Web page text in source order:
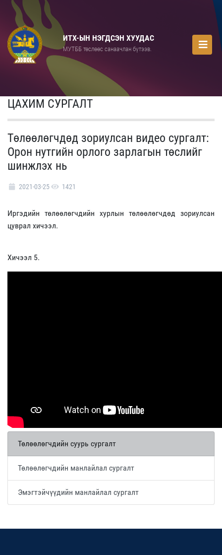
ИТХ-ЫН НЭГДСЭН ХУУДАС
МУТББ төслөөс санаачлан бүтээв.
ЦАХИМ СУРГАЛТ
Төлөөлөгчдөд зориулсан видео сургалт:
Орон нутгийн орлого зарлагын төслийг
шинжлэх нь
2021-03-25 1421
Иргэдийн төлөөлөгчдийн хурлын төлөөлөгчдөд зориулсан
цуврал хичээл.
Хичээл 5.
Төлөөлөгчдийн суурь сургалт
Төлөөлөгчдийн манлайлал сургалт
Эмэгтэйчүүдийн манлайлал сургалт